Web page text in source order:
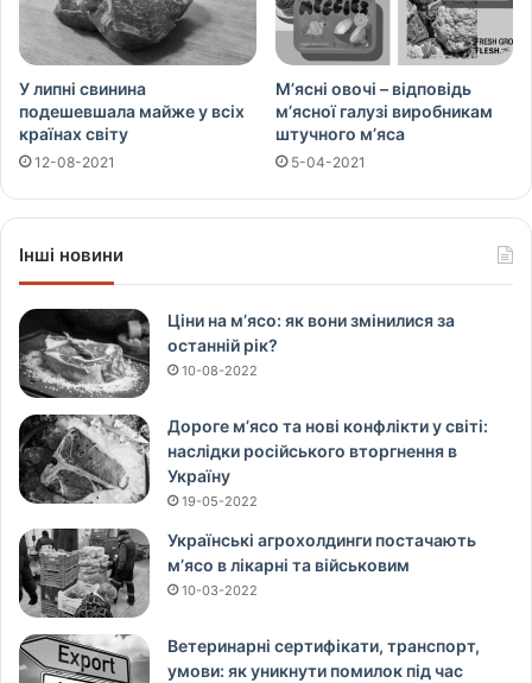
У липні свинина
подешевшала майже у всіх
країнах світу
12-08-2021
М’ясні овочі – відповідь
м’ясної галузі виробникам
штучного м’яса
5-04-2021
Інші новини
Ціни на м’ясо: як вони змінилися за
останній рік?
10-08-2022
Дороге м’ясо та нові конфлікти у світі:
наслідки російського вторгнення в
Україну
19-05-2022
Українські агрохолдинги постачають
м’ясо в лікарні та військовим
10-03-2022
Ветеринарні сертифікати, транспорт,
умови: як уникнути помилок під час